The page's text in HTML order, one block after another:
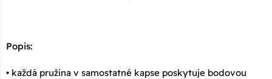
Popis:
• každá pružina v samostatné kapse poskytuje bodovou